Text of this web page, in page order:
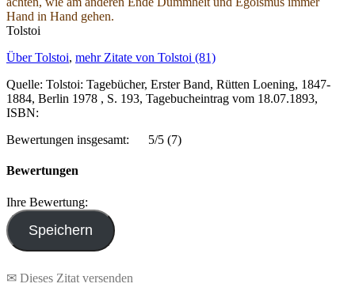
Hand in Hand gehen.
Tolstoi
Über Tolstoi, mehr Zitate von Tolstoi (81)
Quelle: Tolstoi: Tagebücher, Erster Band, Rütten Loening, 1847-
1884, Berlin 1978 , S. 193, Tagebucheintrag vom 18.07.1893,
ISBN:
Bewertungen insgesamt:
5/5 (7)
Bewertungen
Ihre Bewertung:
✉ Dieses Zitat versenden